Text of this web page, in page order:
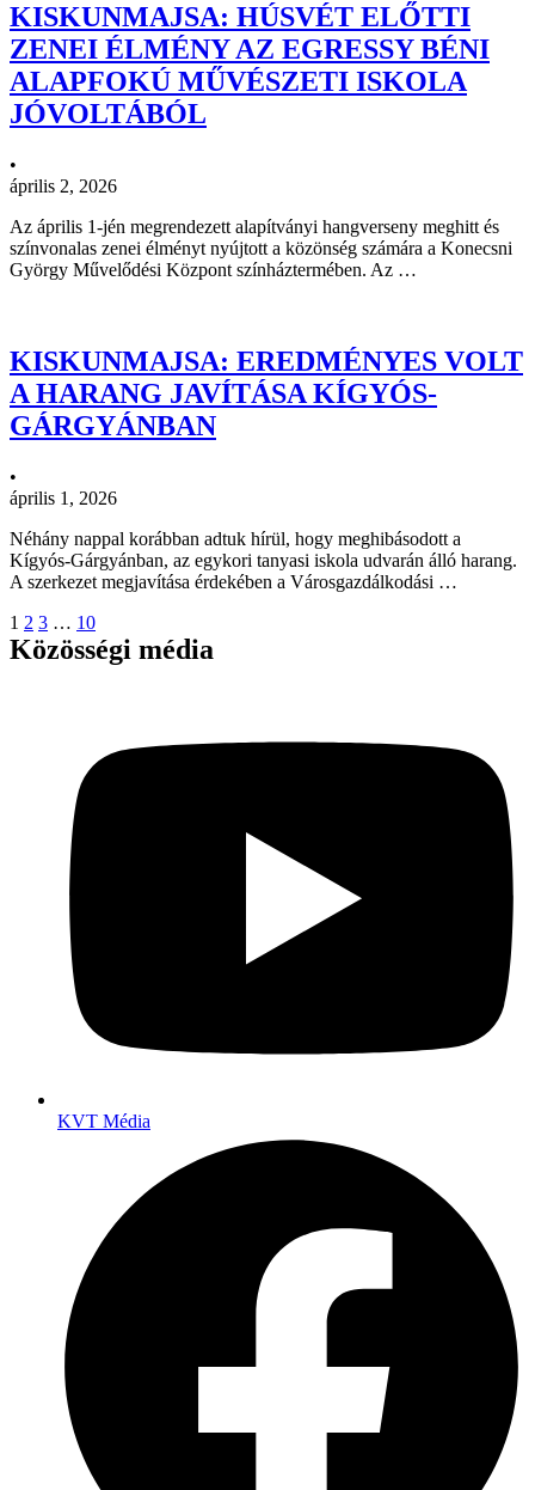
KISKUNMAJSA: HÚSVÉT ELŐTTI
ZENEI ÉLMÉNY AZ EGRESSY BÉNI
ALAPFOKÚ MŰVÉSZETI ISKOLA
JÓVOLTÁBÓL
•
április 2, 2026
Az április 1-jén megrendezett alapítványi hangverseny meghitt és
színvonalas zenei élményt nyújtott a közönség számára a Konecsni
György Művelődési Központ színháztermében. Az …
KISKUNMAJSA: EREDMÉNYES VOLT
A HARANG JAVÍTÁSA KÍGYÓS-
GÁRGYÁNBAN
•
április 1, 2026
Néhány nappal korábban adtuk hírül, hogy meghibásodott a
Kígyós-Gárgyánban, az egykori tanyasi iskola udvarán álló harang.
A szerkezet megjavítása érdekében a Városgazdálkodási …
1 2 3 … 10
Közösségi média
KVT Média